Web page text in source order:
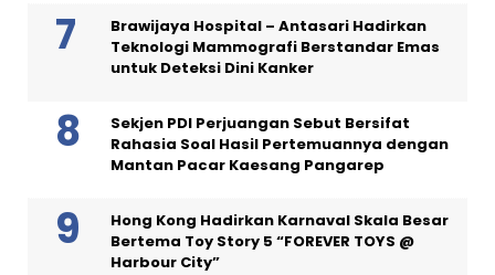
Brawijaya Hospital – Antasari Hadirkan
Teknologi Mammografi Berstandar Emas
untuk Deteksi Dini Kanker
Sekjen PDI Perjuangan Sebut Bersifat
Rahasia Soal Hasil Pertemuannya dengan
Mantan Pacar Kaesang Pangarep
Hong Kong Hadirkan Karnaval Skala Besar
Bertema Toy Story 5 “FOREVER TOYS @
Harbour City”